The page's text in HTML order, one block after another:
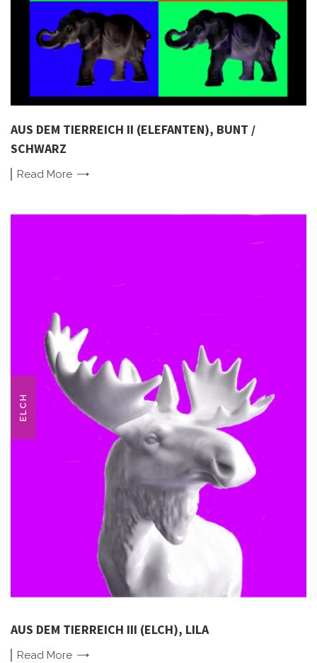
AUS DEM TIERREICH II (ELEFANTEN), BUNT /
SCHWARZ
Read More
ELCH
AUS DEM TIERREICH III (ELCH), LILA
Read More